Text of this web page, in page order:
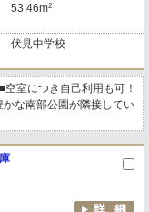
53.46m2
伏見中学校
室につき自己利用も可！
な南部公園が隣接してい